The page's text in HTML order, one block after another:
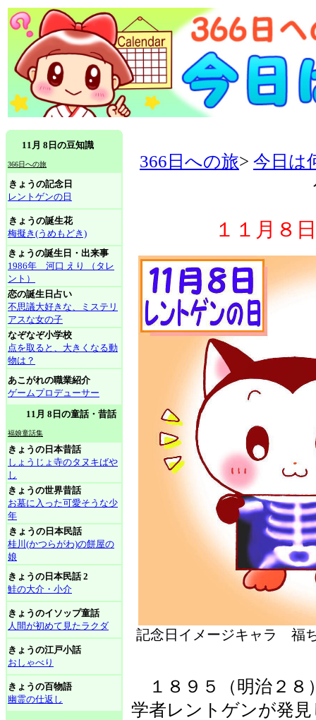
11月 8日の豆知識
366日への旅
きょうの記念日
レントゲンの日
きょうの誕生花
梅擬き(うめもどき)
きょうの誕生日・出来事
1986年 河口 えり （タレ
ント）
恋の誕生日占い
不思議大好きな、ミステリ
アスな女の子
なぞなぞ小学校
点を取ると、大きくなる動
物は？
あこがれの職業紹介
ゲームプロデューサー
11月 8日の童話・昔話
福娘童話集
きょうの日本昔話
しょうじょ寺のタヌキばや
し
きょうの世界昔話
お墓に入った可愛そうな少
年
きょうの日本民話
桂川(かつらがわ)の餅屋の
娘
きょうの日本民話 2
鮭の大介・小介
きょうのイソップ童話
人間が初めて見たラクダ
きょうの江戸小話
おしゃべり
きょうの百物語
幽霊の仕返し
366日への旅> 今日は
１１月８
記念日イメージキャラ 福
１８９５（明治２８
学者レントゲンが発